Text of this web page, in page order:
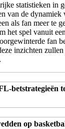
statistieken in
van de
als fan meer te
het spel vanuit
fan
inzichten
betstrategieën
op